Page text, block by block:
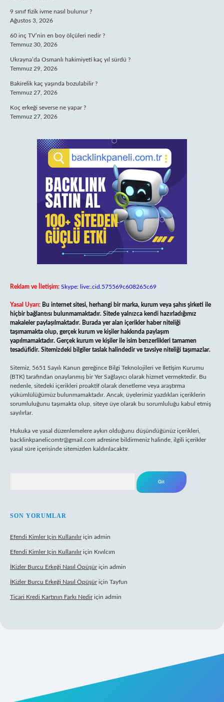
9 sınıf fizik ivme nasıl bulunur ?
Ağustos 3, 2026
60 inç TV’nin en boy ölçüleri nedir ?
Temmuz 30, 2026
Ukrayna’da Osmanlı hakimiyeti kaç yıl sürdü ?
Temmuz 29, 2026
Bakirelik kaç yaşında bozulabilir ?
Temmuz 27, 2026
Koç erkeği severse ne yapar ?
Temmuz 27, 2026
Reklam ve İletişim: Skype: live:.cid.575569c608265c69
Yasal Uyarı: Bu internet sitesi, herhangi bir marka, kurum veya şahıs şirketi ile
hiçbir bağlantısı bulunmamaktadır. Sitede yalnızca kendi hazırladığımız
makaleler paylaşılmaktadır. Burada yer alan içerikler haber niteliği
taşımamakta olup, gerçek kurum ve kişiler hakkında paylaşım
yapılmamaktadır. Gerçek kurum ve kişiler ile isim benzerlikleri tamamen
tesadüfidir. Sitemizdeki bilgiler taslak halindedir ve tavsiye niteliği taşımazlar.
Sitemiz, 5651 Sayılı Kanun gereğince Bilgi Teknolojileri ve İletişim Kurumu
(BTK) tarafından onaylanmış bir Yer Sağlayıcı olarak hizmet vermektedir. Bu
nedenle, sitedeki içerikleri proaktif olarak denetleme veya araştırma
yükümlülüğümüz bulunmamaktadır. Ancak, üyelerimiz yazdıkları içeriklerin
sorumluluğunu taşımakta olup, siteye üye olarak bu sorumluluğu kabul etmiş
sayılırlar.
Hukuka ve yasal düzenlemelere aykırı olduğunu düşündüğünüz içerikleri,
backlinkpanelicomtr@gmail.com adresine bildirmeniz halinde, ilgili içerikler
yasal süre içerisinde sitemizden kaldırılacaktır.
SON YORUMLAR
Efendi Kimler Için Kullanılıriçin admin
Efendi Kimler Için Kullanılıriçin Kıvılcım
İKizler Burcu Erkeği Nasıl Öpüşüriçin admin
İKizler Burcu Erkeği Nasıl Öpüşüriçin Tayfun
Ticari Kredi Kartının Farkı Nediriçin admin